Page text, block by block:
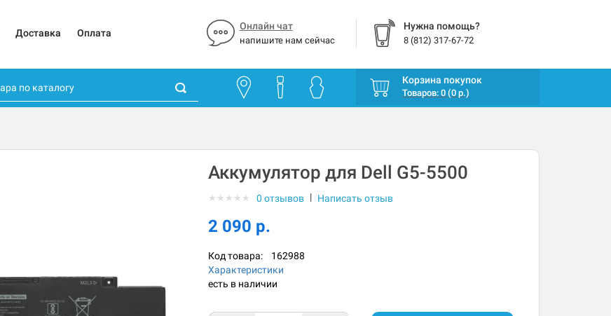
Доставка Оплата
Онлайн чат
напишите нам сейчас
Нужна помощь?
8 (812) 317-67-72
Корзина покупок
Товаров: 0 (0 р.)
Аккумулятор для Dell G5-5500
★ ★ ★ ★ ★ 0 отзывов | Написать отзыв
2 090 р.
Код товара: 162988
Характеристики
есть в наличии